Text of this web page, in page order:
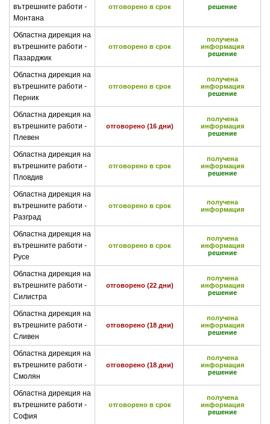
вътрешните работи -
Монтана
отговорено в срок решение
Областна дирекция на
вътрешните работи -
Пазарджик
отговорено в срок
получена
информация
решение
Областна дирекция на
вътрешните работи -
Перник
отговорено в срок
получена
информация
решение
Областна дирекция на
вътрешните работи -
Плевен
отговорено (16 дни)
получена
информация
решение
Областна дирекция на
вътрешните работи -
Пловдив
отговорено в срок
получена
информация
решение
Областна дирекция на
вътрешните работи -
Разград
отговорено в срок
получена
информация
Областна дирекция на
вътрешните работи -
Русе
отговорено в срок
получена
информация
решение
Областна дирекция на
вътрешните работи -
Силистра
отговорено (22 дни)
получена
информация
решение
Областна дирекция на
вътрешните работи -
Сливен
отговорено (18 дни)
получена
информация
решение
Областна дирекция на
вътрешните работи -
Смолян
отговорено (18 дни)
получена
информация
решение
Областна дирекция на
вътрешните работи -
София
отговорено в срок
получена
информация
решение